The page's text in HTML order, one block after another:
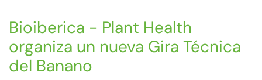
Bioiberica - Plant Health
organiza un nueva Gira Técnica
del Banano